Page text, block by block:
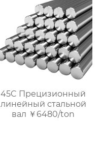
45C Прецизионный
линейный стальной
вал ￥6480/ton